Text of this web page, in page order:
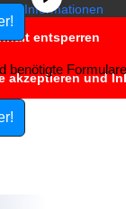
Informationen
entsperren
akzeptieren und